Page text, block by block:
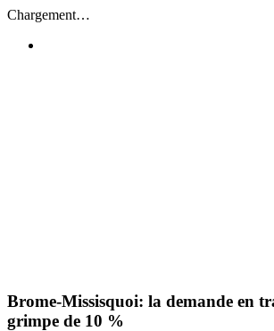
Passer
contenu
Chargement…
Brome-Missisquoi: la demande en
grimpe de 10 %